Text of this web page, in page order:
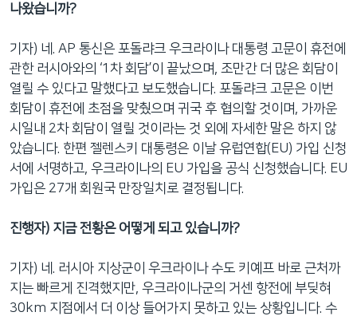
나왔습니까?
기자) 네. AP 통신은 포돌랴크 우크라이나 대통령 고문이 휴전에
관한 러시아와의 ‘1차 회담’이 끝났으며, 조만간 더 많은 회담이
열릴 수 있다고 말했다고 보도했습니다. 포돌랴크 고문은 이번
회담이 휴전에 초점을 맞췄으며 귀국 후 협의할 것이며, 가까운
시일내 2차 회담이 열릴 것이라는 것 외에 자세한 말은 하지 않
았습니다. 한편 젤렌스키 대통령은 이날 유럽연합(EU) 가입 신청
서에 서명하고, 우크라이나의 EU 가입을 공식 신청했습니다. EU
가입은 27개 회원국 만장일치로 결정됩니다.
진행자) 지금 전황은 어떻게 되고 있습니까?
기자) 네. 러시아 지상군이 우크라이나 수도 키예프 바로 근처까
지는 빠르게 진격했지만, 우크라이나군의 거센 항전에 부딪혀
30km 지점에서 더 이상 들어가지 못하고 있는 상황입니다. 수